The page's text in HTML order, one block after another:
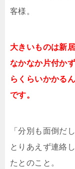
客様。
大きいものは新
なかなか片付か
らくらいかかる
です。
「分別も面倒だ
とりあえず連絡
たとのこと。